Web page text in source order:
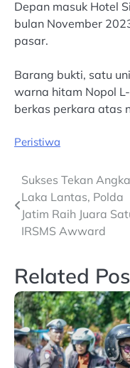
Depan masuk Hotel
bulan November
pasar.
Barang bukti, satu
warna hitam Nopol
berkas perkara atas
Peristiwa
Post
navigation
Sukses Tekan Angka
Laka Lantas, Polda
Jatim Raih Juara
IRSMS Awward
Related